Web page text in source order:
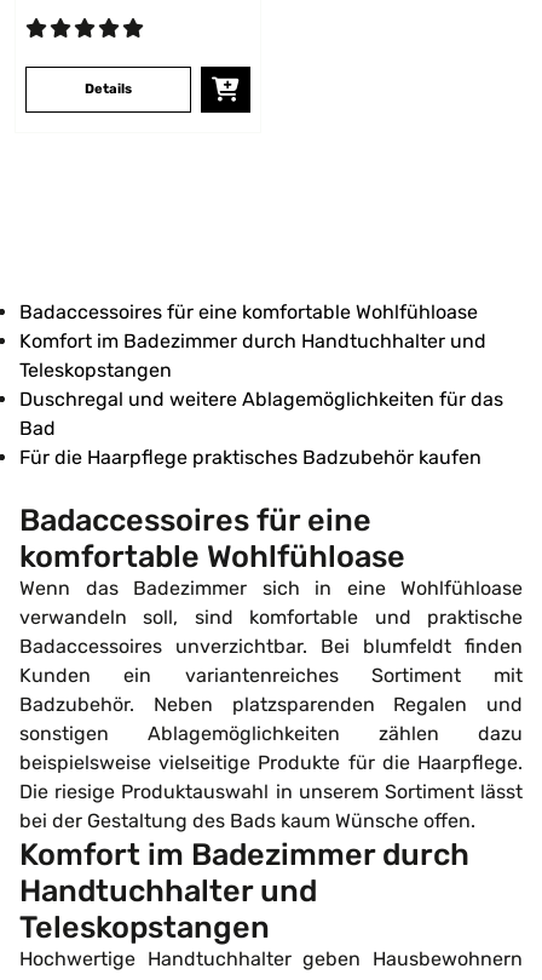
Details
Badaccessoires für eine komfortable Wohlfühloase
Komfort im Badezimmer durch Handtuchhalter und
Teleskopstangen
Duschregal und weitere Ablagemöglichkeiten für das
Bad
Für die Haarpflege praktisches Badzubehör kaufen
Badaccessoires für eine
komfortable Wohlfühloase
Wenn das Badezimmer sich in eine Wohlfühloase
verwandeln soll, sind komfortable und praktische
Badaccessoires unverzichtbar. Bei blumfeldt finden
Kunden ein variantenreiches Sortiment mit
Badzubehör. Neben platzsparenden Regalen und
sonstigen Ablagemöglichkeiten zählen dazu
beispielsweise vielseitige Produkte für die Haarpflege.
Die riesige Produktauswahl in unserem Sortiment lässt
bei der Gestaltung des Bads kaum Wünsche offen.
Komfort im Badezimmer durch
Handtuchhalter und
Teleskopstangen
Hochwertige Handtuchhalter geben Hausbewohnern